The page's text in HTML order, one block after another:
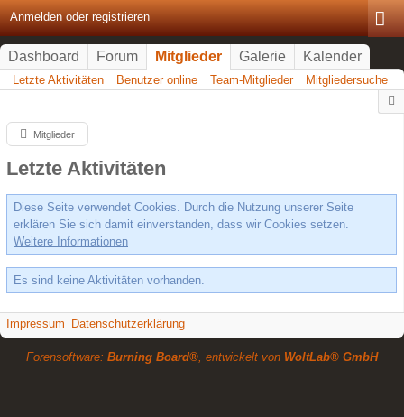
Anmelden oder registrieren
Dashboard Forum Mitglieder Galerie Kalender
Letzte Aktivitäten Benutzer online Team-Mitglieder Mitgliedersuche
Mitglieder
Letzte Aktivitäten
Diese Seite verwendet Cookies. Durch die Nutzung unserer Seite
erklären Sie sich damit einverstanden, dass wir Cookies setzen.
Weitere Informationen
Es sind keine Aktivitäten vorhanden.
Impressum Datenschutzerklärung
Forensoftware: Burning Board®, entwickelt von WoltLab® GmbH